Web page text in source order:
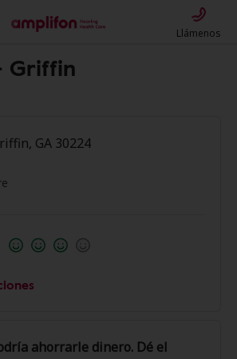
Llámenos
Griffin
GA 30224
ahorrarle dinero. Dé el